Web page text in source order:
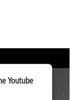
Youtube